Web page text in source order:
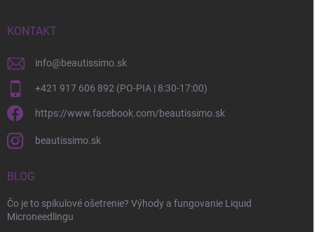
KONTAKT
info@beautissimo.sk
+421 917 606 892 (PO-PIA | 8:30-17:00)
https://www.facebook.com/beautissimo.sk
beautissimo.sk
BLOG
Čo je to spikulové ošetrenie? Výhody a fungovanie Liquid
Microneedlingu